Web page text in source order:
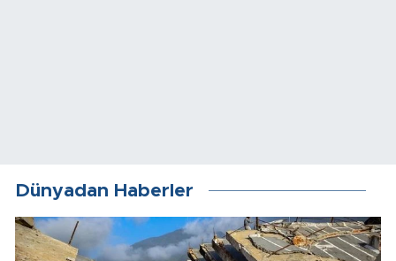
Dünyadan Haberler